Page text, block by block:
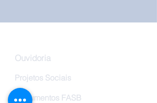
Ouvidoria
Projetos Sociais
Documentos FASB